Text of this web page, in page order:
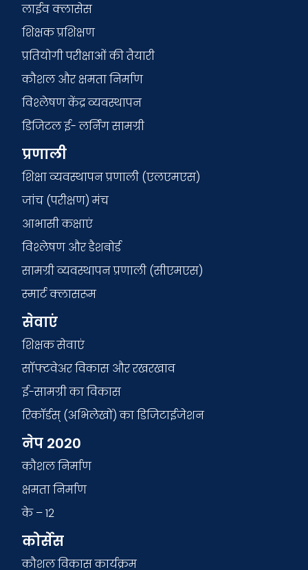
लाईव क्लासेस
शिक्षक प्रशिक्षण
प्रतियोगी परीक्षाओं की तैयारी
कौशल और क्षमता निर्माण
विश्लेषण केंद्र व्यवस्थापन
डिजिटल ई- लर्निंग सामग्री
प्रणाली
शिक्षा व्यवस्थापन प्रणाली (एलएमएस)
जांच (परीक्षण) मंच
आभासी कक्षाएं
विश्लेषण और डैशबोर्ड
सामग्री व्यवस्थापन प्रणाली (सीएमएस)
स्मार्ट क्लासरूम
सेवाएं
शिक्षक सेवाएं
सॉफ्टवेअर विकास और रखरखाव
ई-सामग्री का विकास
रिकॉर्डस् (अभिलेखों) का डिजिटाईजेशन
नेप 2020
कौशल निर्माण
क्षमता निर्माण
के – 12
कोर्सेस
कौशल विकास कार्यक्रम